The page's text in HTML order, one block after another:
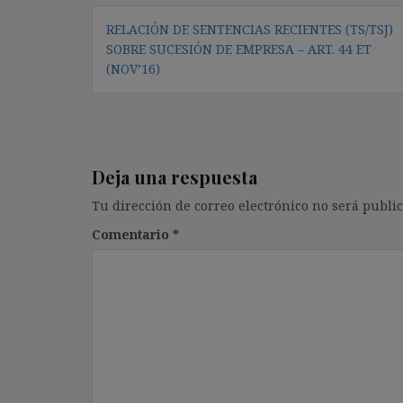
Navegación
de
entradas
RELACIÓN DE SENTENCIAS RECIENTES (TS/TSJ)
SOBRE SUCESIÓN DE EMPRESA – ART. 44 ET
(NOV’16)
Deja una respuesta
Tu dirección de correo electrónico no será
Comentario *